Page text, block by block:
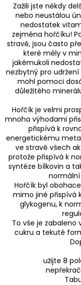
Zažili jste někdy
nebo neustálou
nedostatek
zejména hořčíku!
stravě, jsou často
které měly v
jakémukoli
nezbytný pro
mohl pomoci
důležitého
Hořčík je velmi
mnoha výhodami
přispívá k
energetickému
ve stravě všech
protože přispívá k
syntéze bílkovin a
Hořčík byl
mimo jiné přispívá
glykogenu, k
To vše je
cukru a tekuté
užijte 8